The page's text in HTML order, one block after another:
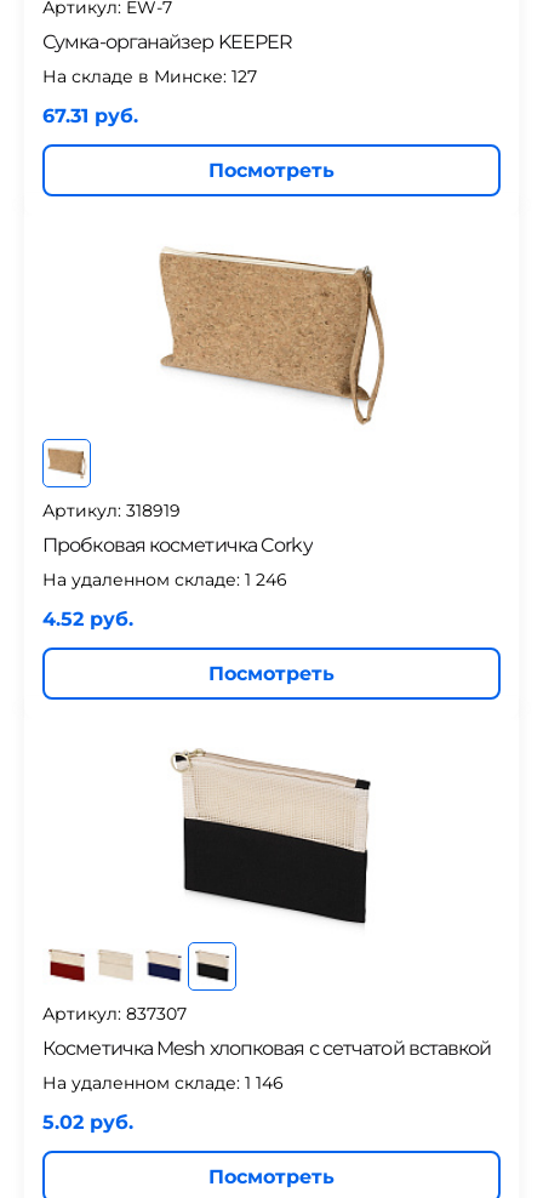
Артикул: EW-7
Сумка-органайзер KEEPER
На складе в Минске: 127
67.31 руб.
Посмотреть
Артикул: 318919
Пробковая косметичка Corky
На удаленном складе: 1 246
4.52 руб.
Посмотреть
Артикул: 837307
Косметичка Mesh хлопковая с сетчатой вставкой
На удаленном складе: 1 146
5.02 руб.
Посмотреть